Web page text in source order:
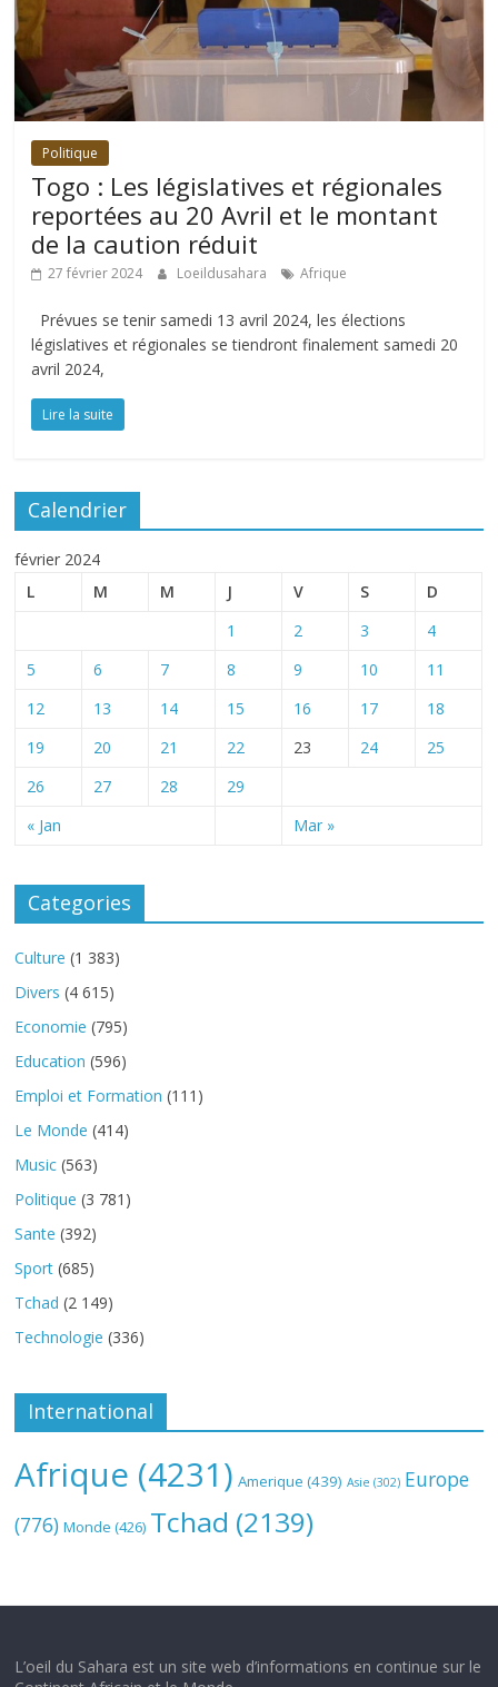
Politique
Togo : Les législatives et régionales
reportées au 20 Avril et le montant
de la caution réduit
27 février 2024 Loeildusahara Afrique
Prévues se tenir samedi 13 avril 2024, les élections
législatives et régionales se tiendront finalement samedi 20
avril 2024,
Lire la suite
Calendrier
février 2024
L
M M J V S D
« Jan Mar »
1 2 3
4
5
6 7 8 9 10
11
12
13 14 15 16 17
18
19
20 21 22 23 24
25
26
27 28 29
Categories
Culture (1 383)
Divers (4 615)
Economie (795)
Education (596)
Emploi et Formation (111)
Le Monde (414)
Music (563)
Politique (3 781)
Sante (392)
Sport (685)
Tchad (2 149)
Technologie (336)
International
Afrique (4231) Amerique (439) Asie (302) Europe
(776) Monde (426) Tchad (2139)
L’oeil du Sahara est un site web d’informations en continue sur le